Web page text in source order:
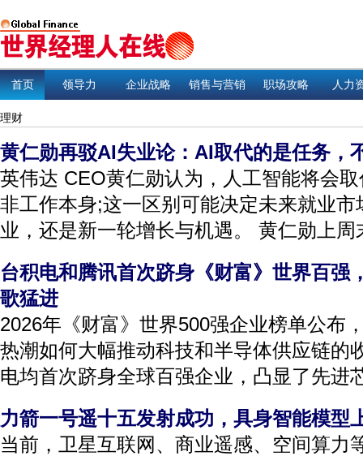
首页 领导力 企业战略 销售与营销 职场攻略 人力
理财
黄仁勋再驳AI失业论：AI取代的是任务，
英伟达 CEO黄仁勋认为，人工智能将会
非工作本身;这一区别可能决定未来就业
业，还是新一轮增长与机遇。 黄仁勋上
台积电和腾讯首次跻身《财富》世界百强
歌猛进
2026年《财富》世界500强企业榜单公布
热潮如何大幅推动科技和半导体供应链的
电均首次跻身全球百强企业，凸显了先进
力箭一号遥十五发射成功，具身智能模型
当前，卫星互联网、商业遥感、空间算力